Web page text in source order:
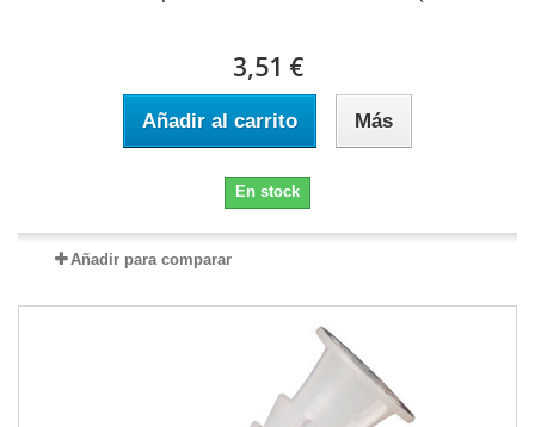
3,51 €
Añadir al carrito Más
En stock
Añadir para comparar